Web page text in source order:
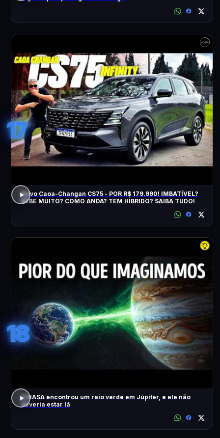
17
Novo Caoa-Changan CS75 - POR R$ 179.990! IMBATÍVEL?
BEBE MUITO? COMO ANDA? TEM HÍBRIDO? SAIBA TUDO!
18
A NASA encontrou um raio verde em Júpiter, e ele não
deveria estar lá